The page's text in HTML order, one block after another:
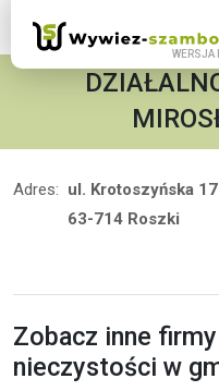
Adres: ul. Krotoszyńska 17
63-714 Roszki
Zobacz inne
nieczystości w